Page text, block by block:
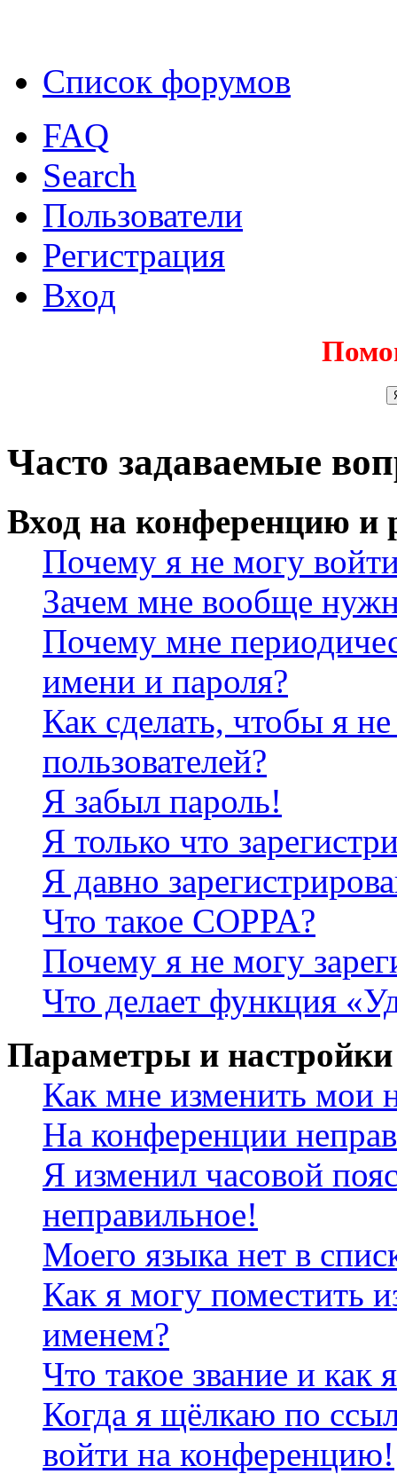
Список форумов
FAQ
Search
Пользователи
Регистрация
Вход
Часто задаваемые
Вход на конференцию и
Почему я не могу
Зачем мне вообще
Почему мне
имени и пароля?
Как сделать, чтобы я
пользователей?
Я забыл пароль!
Я только что
Я давно
Что такое COPPA?
Почему я не могу
Что делает функция
Параметры и настройки
Как мне изменить мои
На конференции
Я изменил часовой
неправильное!
Моего языка нет в
Как я могу поместить
именем?
Что такое звание и как
Когда я щёлкаю по
войти на конференцию!